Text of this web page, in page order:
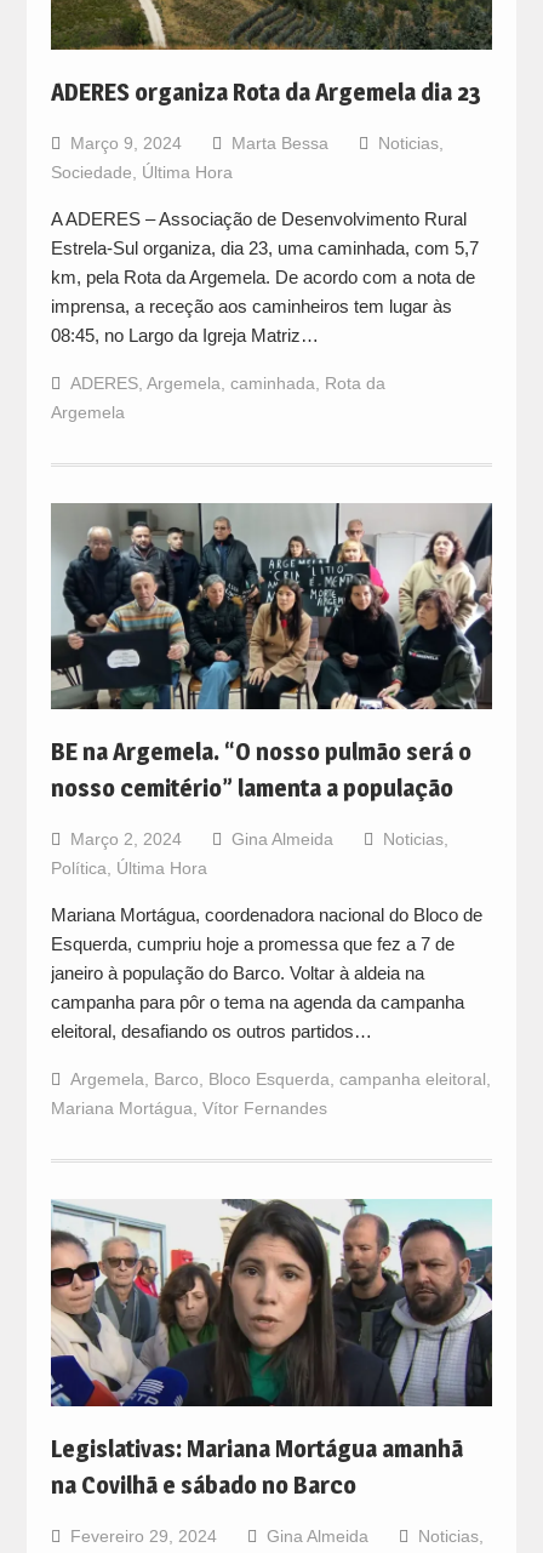
ADERES organiza Rota da Argemela dia 23
Março 9, 2024 Marta Bessa Noticias,
Sociedade, Última Hora
A ADERES – Associação de Desenvolvimento Rural
Estrela-Sul organiza, dia 23, uma caminhada, com 5,7
km, pela Rota da Argemela. De acordo com a nota de
imprensa, a receção aos caminheiros tem lugar às
08:45, no Largo da Igreja Matriz…
ADERES, Argemela, caminhada, Rota da
Argemela
BE na Argemela. “O nosso pulmão será o
nosso cemitério” lamenta a população
Março 2, 2024 Gina Almeida Noticias,
Política, Última Hora
Mariana Mortágua, coordenadora nacional do Bloco de
Esquerda, cumpriu hoje a promessa que fez a 7 de
janeiro à população do Barco. Voltar à aldeia na
campanha para pôr o tema na agenda da campanha
eleitoral, desafiando os outros partidos…
Argemela, Barco, Bloco Esquerda, campanha eleitoral,
Mariana Mortágua, Vítor Fernandes
Legislativas: Mariana Mortágua amanhã
na Covilhã e sábado no Barco
Fevereiro 29, 2024 Gina Almeida Noticias,